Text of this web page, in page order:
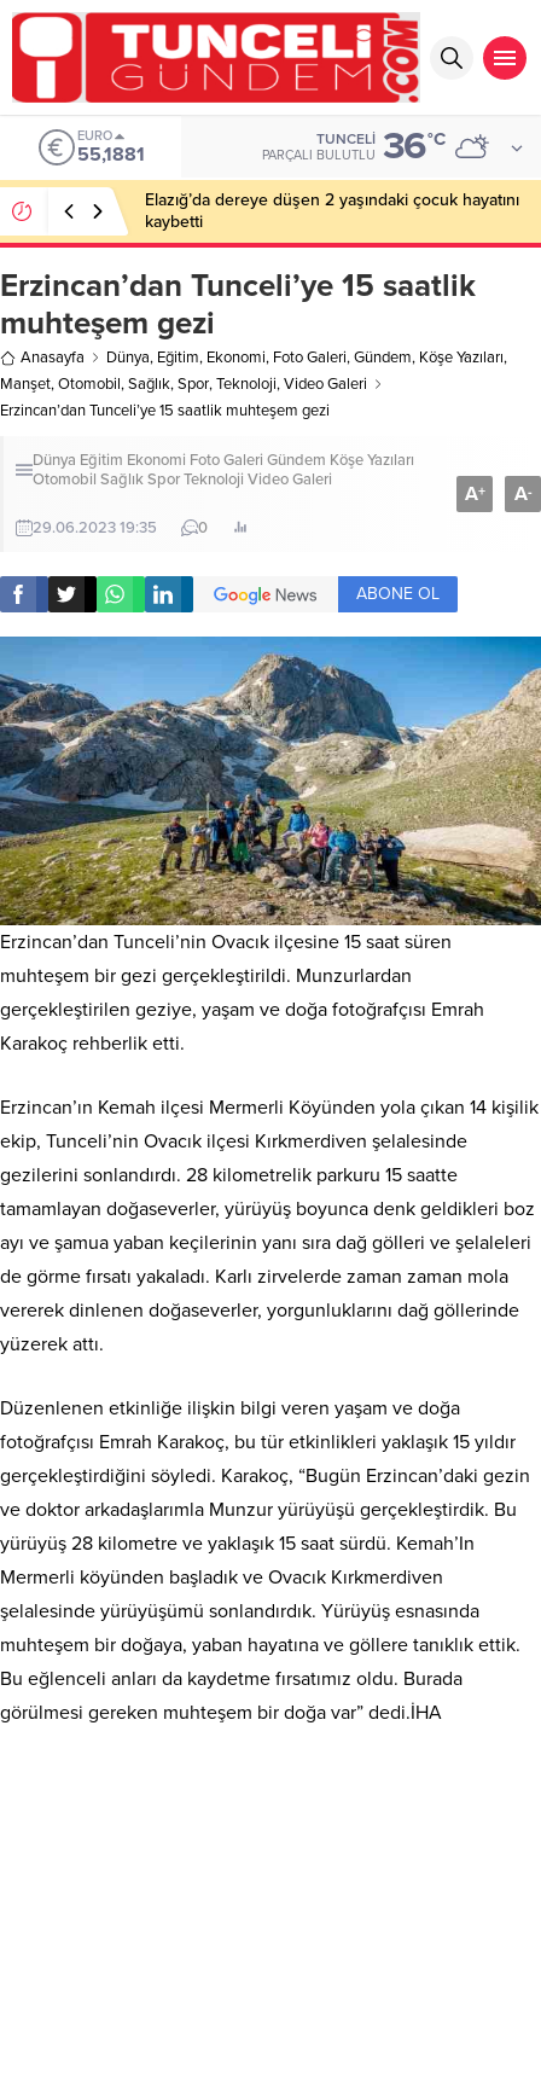
EURO
55,1881
TUNCELI
PARÇALI BULUTLU 36°C
Elazığ’da dereye düşen 2 yaşındaki çocuk hayatını
kaybetti
Erzincan’dan Tunceli’ye 15 saatlik
muhteşem gezi
Anasayfa Dünya, Eğitim, Ekonomi, Foto Galeri,Gündem, Köşe Yazıları,
Manşet,Otomobil,Sağlık,Spor,Teknoloji,Video Galeri
Erzincan’dan Tunceli’ye 15 saatlik muhteşem gezi
Dünya Eğitim Ekonomi Foto Galeri Gündem Köşe Yazıları
Otomobil SağlıkSporTeknoloji Video Galeri
29.06.2023 19:35 0
A+ A-
ABONE OL
Erzincan’dan Tunceli’nin Ovacık ilçesine 15 saat süren
muhteşem bir gezi gerçekleştirildi. Munzurlardan
gerçekleştirilen geziye, yaşam ve doğa fotoğrafçısı Emrah
Karakoç rehberlik etti.
Erzincan’ın Kemah ilçesi Mermerli Köyünden yola çıkan 14 kişilik
ekip, Tunceli’nin Ovacık ilçesi Kırkmerdiven şelalesinde
gezilerini sonlandırdı. 28 kilometrelik parkuru 15 saatte
tamamlayan doğaseverler, yürüyüş boyunca denk geldikleri boz
ayı ve şamua yaban keçilerinin yanı sıra dağ gölleri ve şelaleleri
de görme fırsatı yakaladı. Karlı zirvelerde zaman zaman mola
vererek dinlenen doğaseverler, yorgunluklarını dağ göllerinde
yüzerek attı.
Düzenlenen etkinliğe ilişkin bilgi veren yaşam ve doğa
fotoğrafçısı Emrah Karakoç, bu tür etkinlikleri yaklaşık 15 yıldır
gerçekleştirdiğini söyledi. Karakoç, “Bugün Erzincan’daki gezin
ve doktor arkadaşlarımla Munzur yürüyüşü gerçekleştirdik. Bu
yürüyüş 28 kilometre ve yaklaşık 15 saat sürdü. Kemah’In
Mermerli köyünden başladık ve Ovacık Kırkmerdiven
şelalesinde yürüyüşümü sonlandırdık. Yürüyüş esnasında
muhteşem bir doğaya, yaban hayatına ve göllere tanıklık ettik.
Bu eğlenceli anları da kaydetme fırsatımız oldu. Burada
görülmesi gereken muhteşem bir doğa var” dedi.İHA